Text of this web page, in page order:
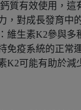
質有效使用，這
，對成長發育中
：維生素K2參與多
免疫系統的正常
K2可能有助於減